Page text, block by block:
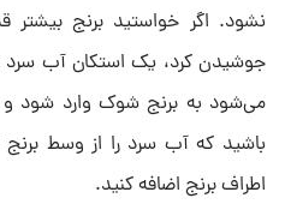
نشود. اگر خواستید برنج
جوشیدن کرد، یک استکان آب سرد
می‌شود به برنج شوک وارد شود
باشید که آب سرد را از وسط برنج
اطراف برنج اضافه کنید.